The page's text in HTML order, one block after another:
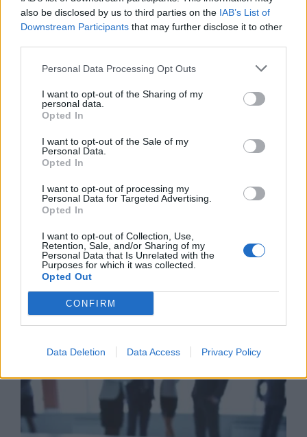
also be disclosed by us to third parties on the IAB’s List of
Downstream Participants that may further disclose it to other
Personal Data Processing Opt Outs
I want to opt-out of the Sharing of my
personal data.
Opted In
I want to opt-out of the Sale of my
Personal Data.
Opted In
I want to opt-out of processing my
Personal Data for Targeted Advertising.
Opted In
I want to opt-out of Collection, Use,
Retention, Sale, and/or Sharing of my
Personal Data that Is Unrelated with the
Purposes for which it was collected.
Opted Out
CONFIRM
Data Deletion Data Access Privacy Policy
εργασίας ορισμένου χρόνου στους
Βρεφονηπιακούς Σταθμούς Ιλίου,
αποτύπωμά του στην αγορά
εργασίας - Νέα επικοινωνιακή
03/07/26|12:52
ενστάσεων για 73 θέσεις
εκπαιδευτικών λόγω τεχνικού
02/07/26|17:46
Business Know-how